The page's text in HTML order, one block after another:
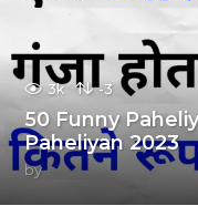
3k -3
50 Funny
Paheliyan 2023
by